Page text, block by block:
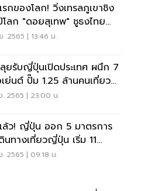
กของโลก! วิ่งเทรลภูเขาชิง
โลก "ดอยสุเทพ" ชูธงไทย
Tourism
. 2565 | 13:46 น.
รับญี่ปุ่นเปิดประเทศ ผนึก 7
เย่นต์ ปั๊ม 1.25 ล้านคนเที่ยว
. 2565 | 23:00 น.
แล้ว! ญี่ปุ่น ออก 5 มาตรการ
นทางเที่ยวญี่ปุ่น เริ่ม 11
. 2565 | 09:18 น.